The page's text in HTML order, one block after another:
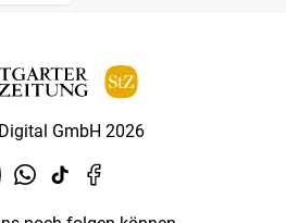
GmbH 2026